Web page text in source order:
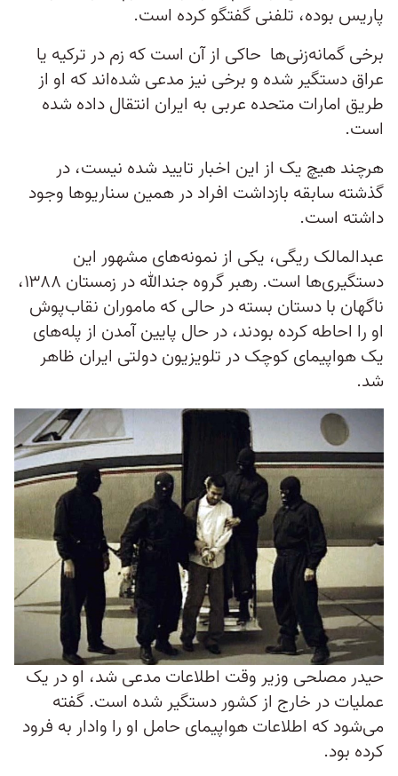
پاریس بوده، تلفنی گفتگو کرده است.
برخی گمانه‌زنی‌ها حاکی از آن است که زم در ترکیه یا
عراق دستگیر شده و برخی نیز مدعی شده‌اند که او از
طریق امارات متحده عربی به ایران انتقال داده شده
است.
هرچند هیچ یک از این اخبار تایید شده نیست، در
گذشته سابقه بازداشت افراد در همین سناریو‌ها وجود
داشته است.
عبدالمالک ریگی، یکی از نمونه‌های مشهور این
دستگیری‌ها است. رهبر گروه‌ جندالله در زمستان ۱۳۸۸،
ناگهان با دستان بسته در حالی که ماموران نقاب‌پوش
او را احاطه کرده بودند، در حال پایین آمدن از پله‌های
یک هواپیمای کوچک در تلویزیون دولتی ایران ظاهر
شد.
حیدر مصلحی وزیر وقت اطلاعات مدعی شد، او در یک
عملیات در خارج از کشور دستگیر شده است. گفته
می‌شود که اطلاعات هواپیمای حامل او را وادار به فرود
کرده بود.